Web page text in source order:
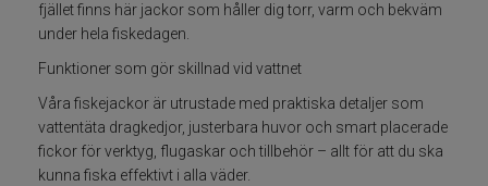
Flugfiskespön
Flugfiskerullar
Flugfiskelinor
fjället finns här jackor som håller dig torr, varm och bekväm
under hela fiskedagen.
Funktioner som gör skillnad vid vattnet
Våra fiskejackor är utrustade med praktiska detaljer som
vattentäta dragkedjor, justerbara huvor och smart placerade
fickor för verktyg, flugaskar och tillbehör – allt för att du ska
kunna fiska effektivt i alla väder.